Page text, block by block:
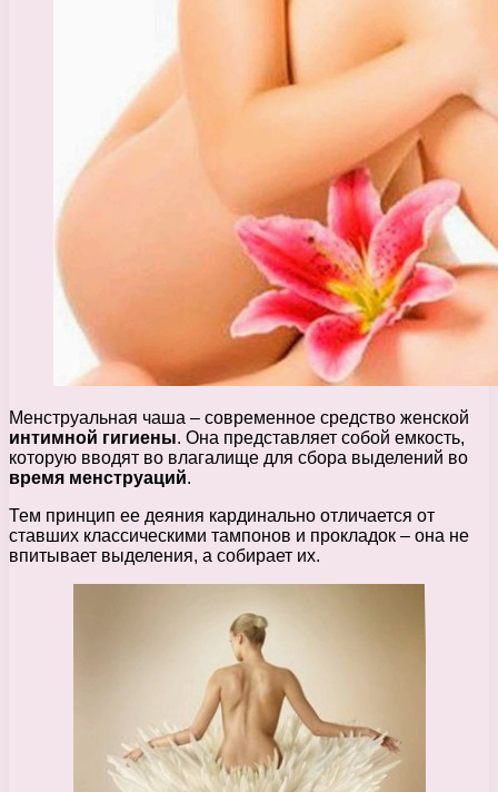
Менструальная чаша – современное средство женской
интимной гигиены. Она представляет собой емкость,
которую вводят во влагалище для сбора выделений во
время менструаций.
Тем принцип ее деяния кардинально отличается от
ставших классическими тампонов и прокладок – она не
впитывает выделения, а собирает их.